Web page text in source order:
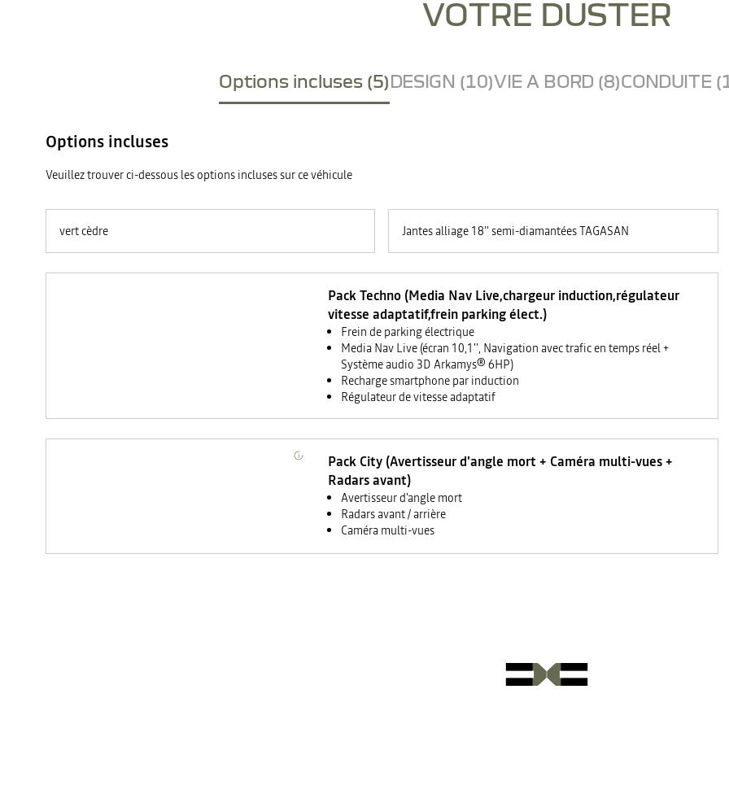
VOTRE DUSTER
Options incluses (5)DESIGN (10)VIE A BORD (8)CONDUITE
Options incluses
Veuillez trouver ci-dessous les options incluses sur ce véhicule
vert cèdre Jantes alliage 18'' semi-diamantées TAGASAN
Pack Techno (Media Nav Live,chargeur induction,régulateur
vitesse adaptatif,frein parking élect.)
Frein de parking électrique
Media Nav Live (écran 10,1'', Navigation avec trafic en temps réel +
Système audio 3D Arkamys® 6HP)
Recharge smartphone par induction
Régulateur de vitesse adaptatif
Pack City (Avertisseur d'angle mort + Caméra multi-vues +
Radars avant)
Avertisseur d'angle mort
Radars avant / arrière
Caméra multi-vues